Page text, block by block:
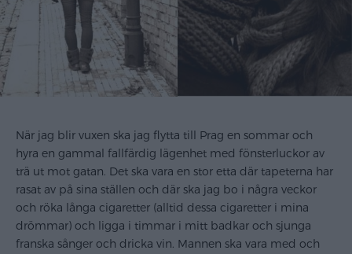
När jag blir vuxen ska jag flytta till Prag en sommar och
hyra en gammal fallfärdig lägenhet med fönsterluckor av
trä ut mot gatan. Det ska vara en stor etta där tapeterna har
rasat av på sina ställen och där ska jag bo i några veckor
och röka långa cigaretter (alltid dessa cigaretter i mina
drömmar) och ligga i timmar i mitt badkar och sjunga
franska sånger och dricka vin. Mannen ska vara med och